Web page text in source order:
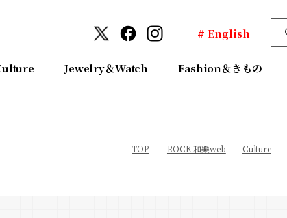
# English
Jewelry＆Watch Fashion＆きもの
TOP ROCK 和樂web Culture